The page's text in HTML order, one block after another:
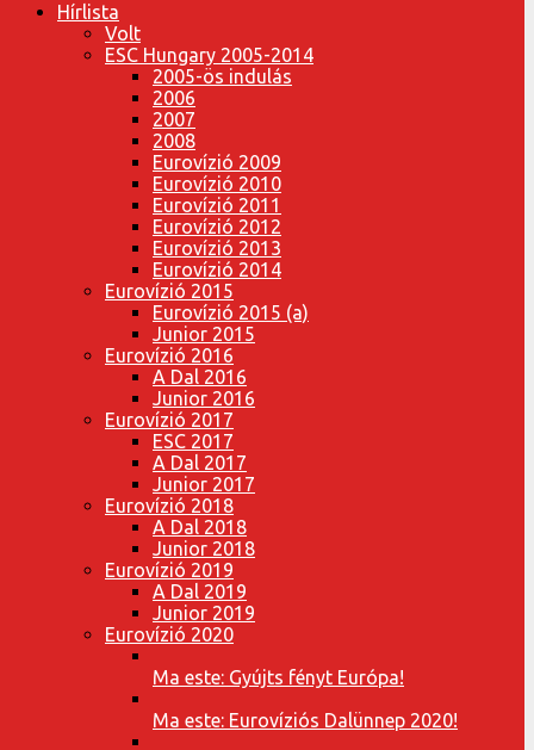
Hírlista
Volt
ESC Hungary 2005-2014
2005-ös indulás
2006
2007
2008
Eurovízió 2009
Eurovízió 2010
Eurovízió 2011
Eurovízió 2012
Eurovízió 2013
Eurovízió 2014
Eurovízió 2015
Eurovízió 2015 (a)
Junior 2015
Eurovízió 2016
A Dal 2016
Junior 2016
Eurovízió 2017
ESC 2017
A Dal 2017
Junior 2017
Eurovízió 2018
A Dal 2018
Junior 2018
Eurovízió 2019
A Dal 2019
Junior 2019
Eurovízió 2020
Ma este: Gyújts fényt Európa!
Ma este: Eurovíziós Dalünnep 2020!